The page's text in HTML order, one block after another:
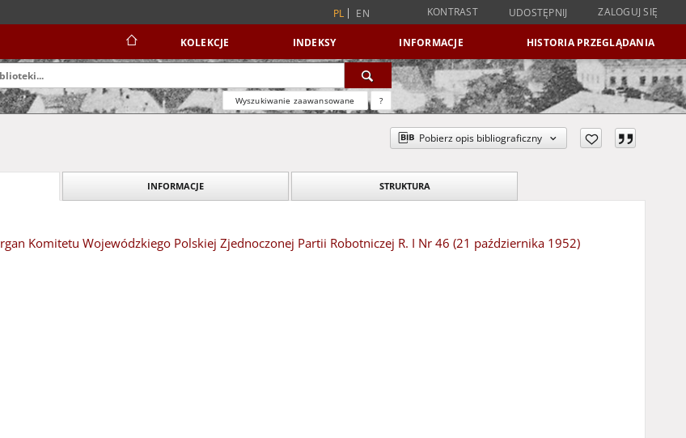
PL EN KONTRAST UDOSTĘPNIJ ZALOGUJ SIĘ
KOLEKCJE INDEKSY INFORMACJE HISTORIA PRZEGLĄDANIA
Wyszukiwanie zaawansowane ?
Pobierz opis bibliograficzny
INFORMACJE STRUKTURA
Komitetu Wojewódzkiego Polskiej Zjednoczonej Partii Robotniczej R. I Nr 46 (21 października 1952)